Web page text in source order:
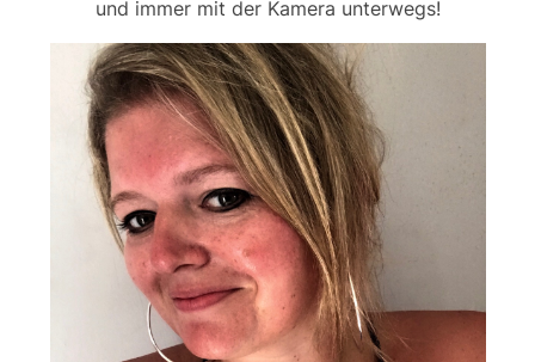
und immer mit der Kamera unterwegs!